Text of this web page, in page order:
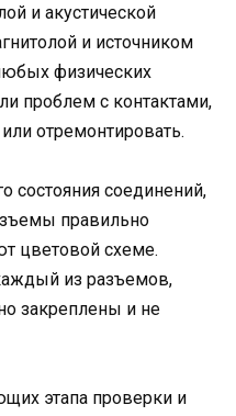
и акустической
и источником
физических
проблем с контактами,
отремонтировать.
состояния соединений,
правильно
цветовой схеме.
из разъемов,
закреплены и не
этапа проверки и